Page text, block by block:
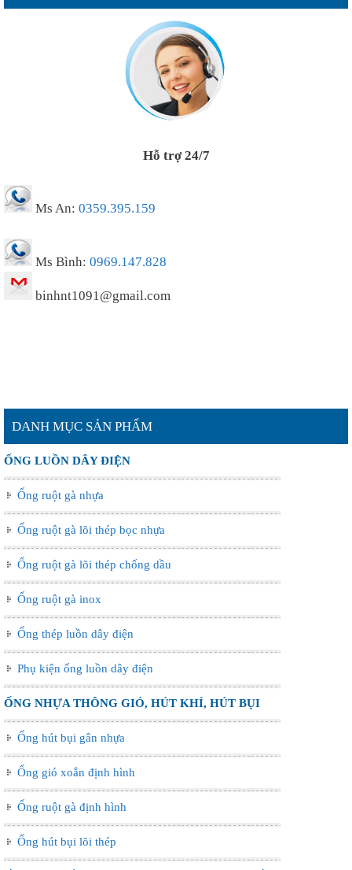
Hỗ trợ 24/7
Ms An: 0359.395.159
Ms Bình: 0969.147.828
binhnt1091@gmail.com
DANH MỤC SẢN PHẨM
ỐNG LUỒN DÂY ĐIỆN
Ống ruột gà nhựa
Ống ruột gà lõi thép bọc nhựa
Ống ruột gà lõi thép chống dầu
Ống ruột gà inox
Ống thép luồn dây điện
Phụ kiện ống luồn dây điện
ỐNG NHỰA THÔNG GIÓ, HÚT KHÍ, HÚT BỤI
Ống hút bụi gân nhựa
Ống gió xoắn định hình
Ống ruột gà định hình
Ống hút bụi lõi thép